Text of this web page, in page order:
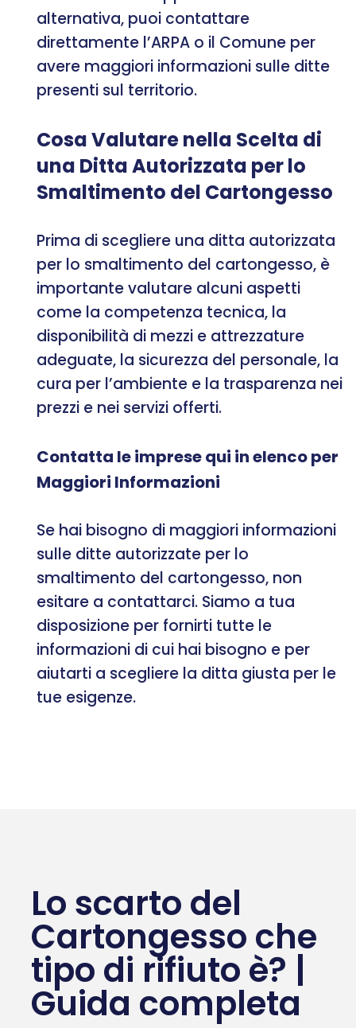
alternativa, puoi contattare
direttamente l’ARPA o il Comune per
avere maggiori informazioni sulle ditte
presenti sul territorio.
Cosa Valutare nella Scelta di
una Ditta Autorizzata per lo
Smaltimento del Cartongesso
Prima di scegliere una ditta autorizzata
per lo smaltimento del cartongesso, è
importante valutare alcuni aspetti
come la competenza tecnica, la
disponibilità di mezzi e attrezzature
adeguate, la sicurezza del personale, la
cura per l’ambiente e la trasparenza nei
prezzi e nei servizi offerti.
Contatta le imprese qui in elenco per
Maggiori Informazioni
Se hai bisogno di maggiori informazioni
sulle ditte autorizzate per lo
smaltimento del cartongesso, non
esitare a contattarci. Siamo a tua
disposizione per fornirti tutte le
informazioni di cui hai bisogno e per
aiutarti a scegliere la ditta giusta per le
tue esigenze.
Lo scarto del
Cartongesso che
tipo di rifiuto è? |
Guida completa